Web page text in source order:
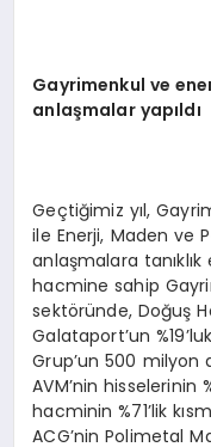
Gayrimenkul ve
anlaşmalar yapıldı
Geçtiğimiz yıl,
ile Enerji, Maden ve
anlaşmalara
hacmine sahip
sektöründe, Doğuş
Galataport’un
Grup’un 500
AVM’nin hisselerinin
hacminin %71’lik
ACG’nin Polimetal